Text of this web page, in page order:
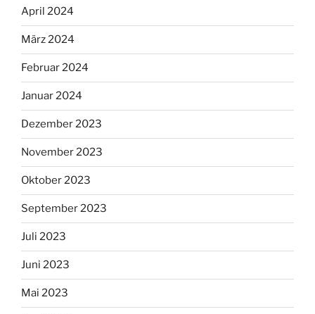
April 2024
März 2024
Februar 2024
Januar 2024
Dezember 2023
November 2023
Oktober 2023
September 2023
Juli 2023
Juni 2023
Mai 2023